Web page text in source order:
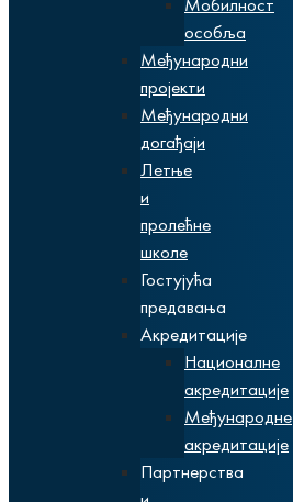
особља
Међународни
пројекти
Међународни
догађаји
Летње
и
пролећне
школе
Гостујућа
предавања
Акредитације
Националне
акредитације
Међународне
акредитације
Партнерства